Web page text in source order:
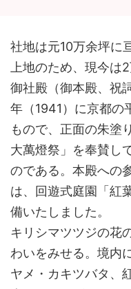
社地は元10万余坪に
上地のため、現今は
御社殿（御本殿、祝
年（1941）に京都の
もので、正面の朱塗
大萬燈祭」を奉賛し
のである。本殿への
は、回遊式庭園「紅
備いたしました。
キリシマツツジの花
わいをみせる。境内
ヤメ・カキツバタ、